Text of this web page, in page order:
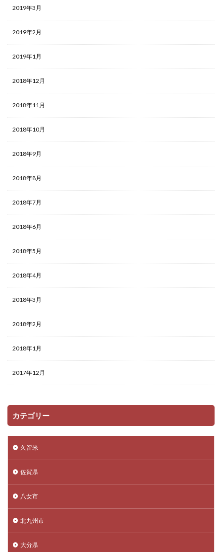
2019年3月
2019年2月
2019年1月
2018年12月
2018年11月
2018年10月
2018年9月
2018年8月
2018年7月
2018年6月
2018年5月
2018年4月
2018年3月
2018年2月
2018年1月
2017年12月
カテゴリー
久留米
佐賀県
八女市
北九州市
大分県